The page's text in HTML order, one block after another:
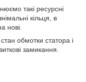
такі ресурсні
кільця, в
нові.
обмотки статора і
замикання.